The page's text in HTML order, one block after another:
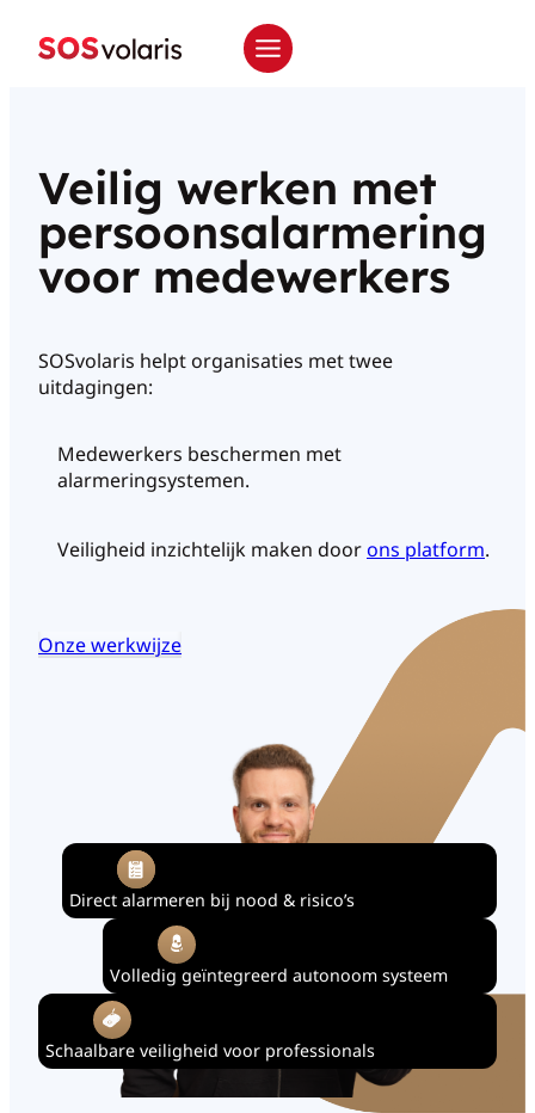
Veilig werken met
persoonsalarmering
voor medewerkers
SOSvolaris helpt organisaties met twee
uitdagingen:
Medewerkers beschermen met
alarmeringsystemen.
Veiligheid inzichtelijk maken doorons platform.
Onze werkwijze
Direct alarmeren bij nood & risico’s
Volledig geïntegreerd autonoom systeem
Schaalbare veiligheid voor professionals